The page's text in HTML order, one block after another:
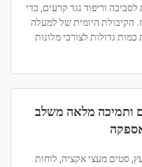
וריפוד נגד קרעים, כדי
הקיבולת היומית של למעלה
כמות גדולות לצורכי מלונות
ותמיכה מלאה משלב
סטים מעצי אקציה, לוחות